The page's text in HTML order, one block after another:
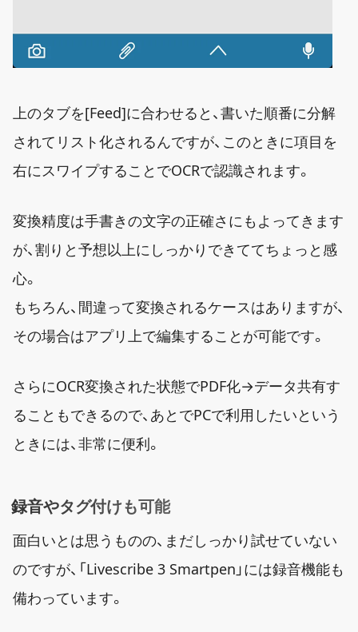
上のタブを[Feed]に合わせると、書いた順番に分解
されてリスト化されるんですが、このときに項目を
右にスワイプすることでOCRで認識されます。
変換精度は手書きの文字の正確さにもよってきます
が、割りと予想以上にしっかりできててちょっと感
心。
もちろん、間違って変換されるケースはありますが、
その場合はアプリ上で編集することが可能です。
さらにOCR変換された状態でPDF化→データ共有す
ることもできるので、あとでPCで利用したいという
ときには、非常に便利。
録音やタグ付けも可能
面白いとは思うものの、まだしっかり試せていない
のですが、「Livescribe 3 Smartpen」には録音機能も
備わっています。